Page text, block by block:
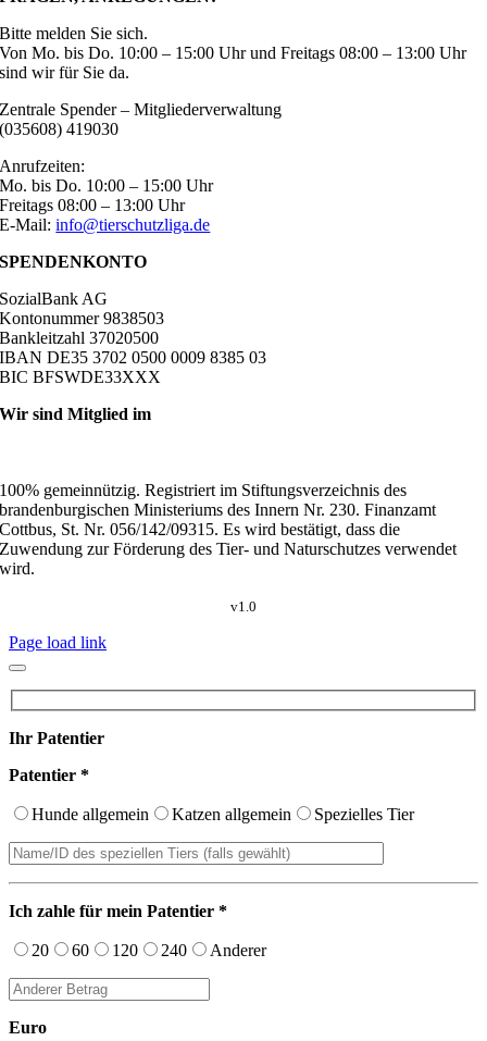
Bitte melden Sie sich.
Von Mo. bis Do. 10:00 – 15:00 Uhr und Freitags 08:00 – 13:00 Uhr
sind wir für Sie da.
Zentrale Spender – Mitgliederverwaltung
(035608) 419030
Anrufzeiten:
Mo. bis Do. 10:00 – 15:00 Uhr
Freitags 08:00 – 13:00 Uhr
E-Mail:info@tierschutzliga.de
SPENDENKONTO
SozialBank AG
Kontonummer 9838503
Bankleitzahl 37020500
IBAN DE35 3702 0500 0009 8385 03
BIC BFSWDE33XXX
Wir sind Mitglied im
100% gemeinnützig. Registriert im Stiftungsverzeichnis des
brandenburgischen Ministeriums des Innern Nr. 230. Finanzamt
Cottbus, St. Nr. 056/142/09315. Es wird bestätigt, dass die
Zuwendung zur Förderung des Tier- und Naturschutzes verwendet
wird.
v1.0
Page load link
Ihr Patentier
Patentier *
Hunde allgemein Katzen allgemein Spezielles Tier
Ich zahle für mein Patentier *
20 60 120 240 Anderer
Euro